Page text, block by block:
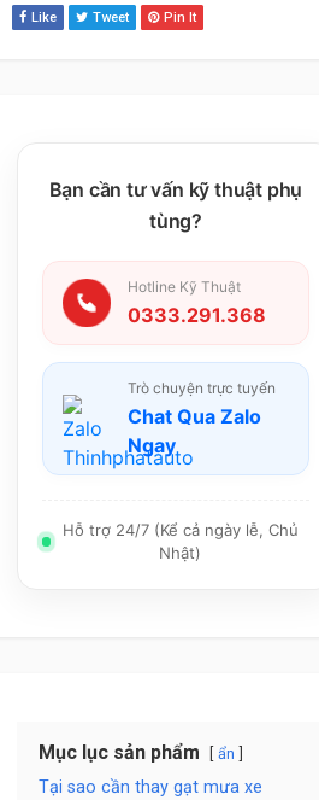
Like Tweet Pin It
Bạn cần tư vấn kỹ thuật phụ
tùng?
Hotline Kỹ Thuật
0333.291.368
Trò chuyện trực tuyến
Chat Qua Zalo
Ngay
Hỗ trợ 24/7 (Kể cả ngày lễ, Chủ
Nhật)
Mục lục sản phẩm ẩn
Tại sao cần thay gạt mưa xe